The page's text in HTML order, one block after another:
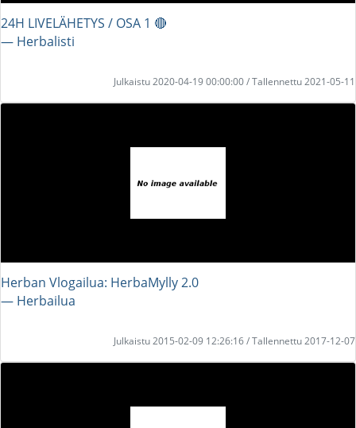
24H LIVELÄHETYS / OSA 1 🔴
― Herbalisti
Julkaistu 2020-04-19 00:00:00 / Tallennettu 2021-05-11
Herban Vlogailua: HerbaMylly 2.0
― Herbailua
Julkaistu 2015-02-09 12:26:16 / Tallennettu 2017-12-07